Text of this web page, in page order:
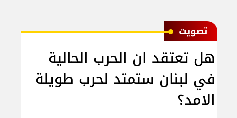
ﺗﺼﻮﻳﺖ
هل تعتقد ان الحرب الحالية
في لبنان ستمتد لحرب طويلة
الامد؟